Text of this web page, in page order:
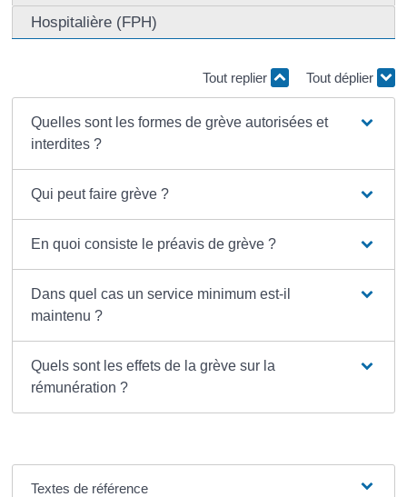
Hospitalière (FPH)
Tout replier Tout déplier
Quelles sont les formes de grève autorisées et
interdites ?
Qui peut faire grève ?
En quoi consiste le préavis de grève ?
Dans quel cas un service minimum est-il
maintenu ?
Quels sont les effets de la grève sur la
rémunération ?
Textes de référence